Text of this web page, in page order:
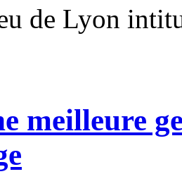
de Lyon
meilleure